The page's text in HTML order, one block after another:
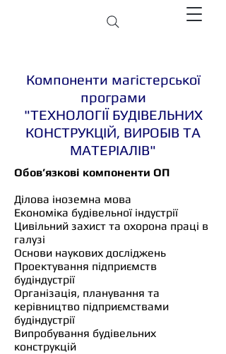
Компоненти магістерської
програми
"ТЕХНОЛОГІЇ БУДІВЕЛЬНИХ
КОНСТРУКЦІЙ, ВИРОБІВ ТА
МАТЕРІАЛІВ"
Обов’язкові компоненти ОП
Ділова іноземна мова
Економіка будівельної індустрії
Цивільний захист та охорона праці в
галузі
Основи наукових досліджень
Проектування підприємств
будіндустрії
Організація, планування та
керівництво підприємствами
будіндустрії
Випробування будівельних
конструкцій